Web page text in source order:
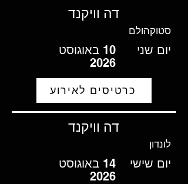
דה וויקנד
סטוקהולם
10 באוגוסט
2026
יום שני
כרטיסים לאירוע
דה וויקנד
לונדון
14 באוגוסט
2026
יום שישי